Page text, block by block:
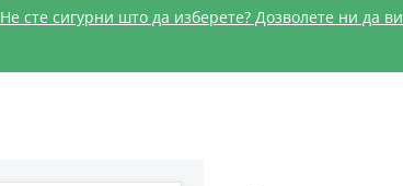
Не сте сигурни што да изберете? Дозволете ни да